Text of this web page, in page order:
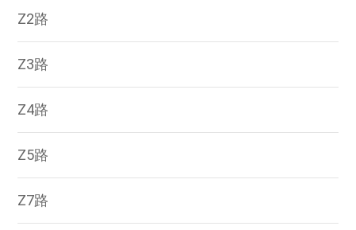
Z2路
Z3路
Z4路
Z5路
Z7路